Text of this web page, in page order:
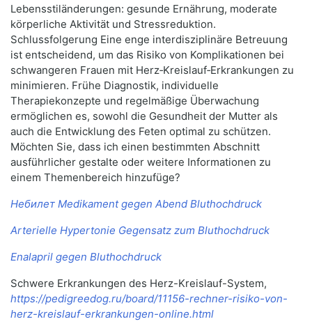
Lebensstiländerungen: gesunde Ernährung, moderate
körperliche Aktivität und Stressreduktion.
Schlussfolgerung Eine enge interdisziplinäre Betreuung
ist entscheidend, um das Risiko von Komplikationen bei
schwangeren Frauen mit Herz‑Kreislauf‑Erkrankungen zu
minimieren. Frühe Diagnostik, individuelle
Therapiekonzepte und regelmäßige Überwachung
ermöglichen es, sowohl die Gesundheit der Mutter als
auch die Entwicklung des Feten optimal zu schützen.
Möchten Sie, dass ich einen bestimmten Abschnitt
ausführlicher gestalte oder weitere Informationen zu
einem Themenbereich hinzufüge?
Небилет Medikament gegen Abend Bluthochdruck
Arterielle Hypertonie Gegensatz zum Bluthochdruck
Enalapril gegen Bluthochdruck
Schwere Erkrankungen des Herz-Kreislauf-System,
https://pedigreedog.ru/board/11156-rechner-risiko-von-
herz-kreislauf-erkrankungen-online.html